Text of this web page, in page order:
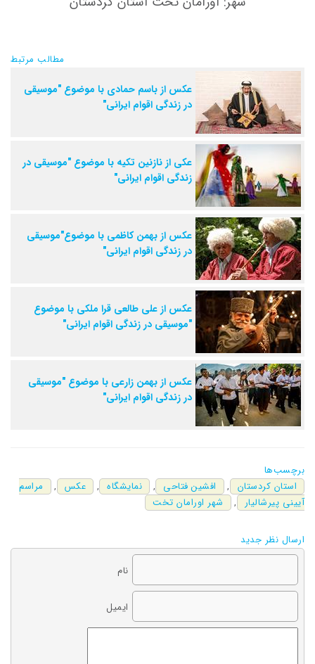
مطالب مرتبط
عکس از باسم حمادی با موضوع "موسیقی
در زندگی اقوام ایرانی"
عکی از نازنین تکیه با موضوع "موسیقی در
زندگی اقوام ایرانی"
عکس از بهمن کاظمی با موضوع"موسیقی
در زندگی اقوام ایرانی"
عکس از علی طالعی قرا ملکی با موضوع
"موسیقی در زندگی اقوام ایرانی"
عکس از بهمن زارعی با موضوع "موسیقی
در زندگی اقوام ایرانی"
برچسب‌ها
استان کردستان
, افشین فتاحی , نمایشگاه , عکس ,
مراسم
آیینی پیرشالیار
, شهر اورامان تخت
ارسال نظر جدید
نام
ایمیل